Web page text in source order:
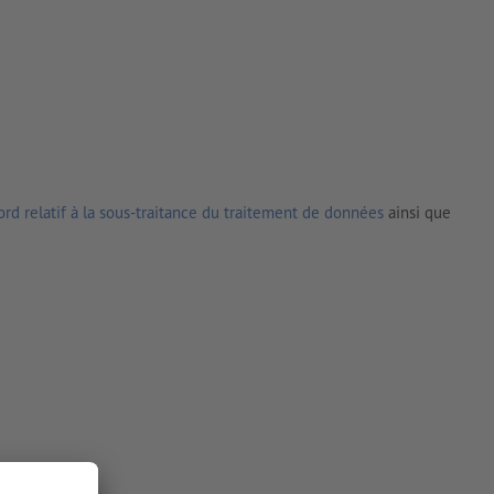
relatif à la sous-traitance du traitement de données ainsi que